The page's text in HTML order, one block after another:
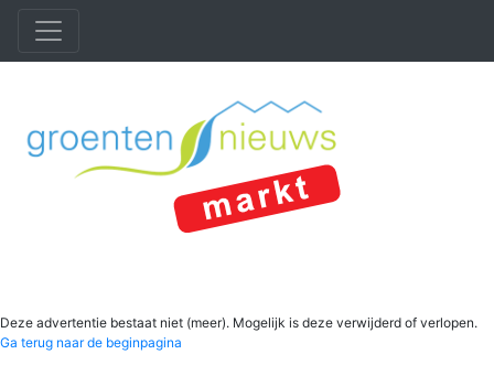
Deze advertentie bestaat niet (meer). Mogelijk is deze verwijderd of verlopen.
Ga terug naar de beginpagina